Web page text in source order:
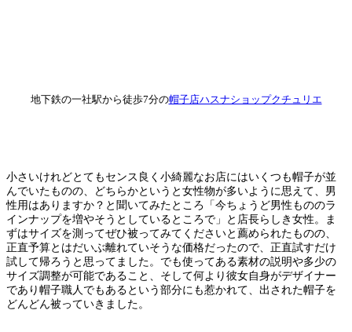
地下鉄の一社駅から徒歩7分の帽子店ハスナショップクチュリエ
小さいけれどとてもセンス良く小綺麗なお店にはいくつも帽子が並
んでいたものの、どちらかというと女性物が多いように思えて、男
性用はありますか？と聞いてみたところ「今ちょうど男性もののラ
インナップを増やそうとしているところで」と店長らしき女性。ま
ずはサイズを測ってぜひ被ってみてくださいと薦められたものの、
正直予算とはだいぶ離れていそうな価格だったので、正直試すだけ
試して帰ろうと思ってました。でも使ってある素材の説明や多少の
サイズ調整が可能であること、そして何より彼女自身がデザイナー
であり帽子職人でもあるという部分にも惹かれて、出された帽子を
どんどん被っていきました。